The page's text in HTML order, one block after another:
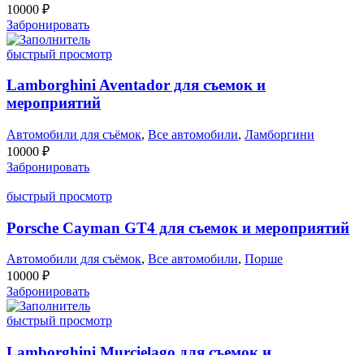
10000 ₽
Забронировать
быстрый просмотр
Lamborghini Aventador для съемок и
мероприятий
Автомобили для съёмок, Все автомобили, Ламборгини
10000 ₽
Забронировать
быстрый просмотр
Porsche Cayman GT4 для съемок и мероприятий
Автомобили для съёмок, Все автомобили, Порше
10000 ₽
Забронировать
быстрый просмотр